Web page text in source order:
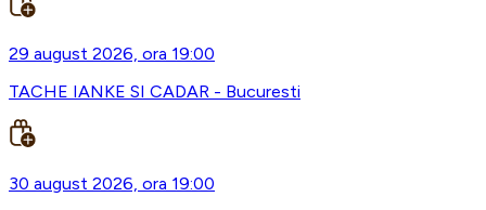
29 august 2026, ora 19:00
TACHE IANKE SI CADAR - Bucuresti
30 august 2026, ora 19:00